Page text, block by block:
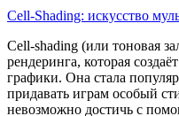
Cell-Shading: искусство
Cell-shading (или тоновая
рендеринга, которая
графики. Она стала
придавать играм особый
невозможно достичь с